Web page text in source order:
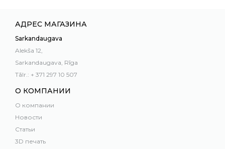
АДРЕС МАГАЗИНА
Sarkandaugava
Alekša 12,
Sarkandaugava, Rīga
Tālr.: + 371 297 10 507
О КОМПАНИИ
О компании
Новости
Статьи
3D печать